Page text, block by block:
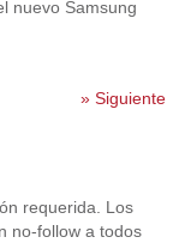
nuevo Samsung
»Siguiente
requerida. Los
no-follow a todos